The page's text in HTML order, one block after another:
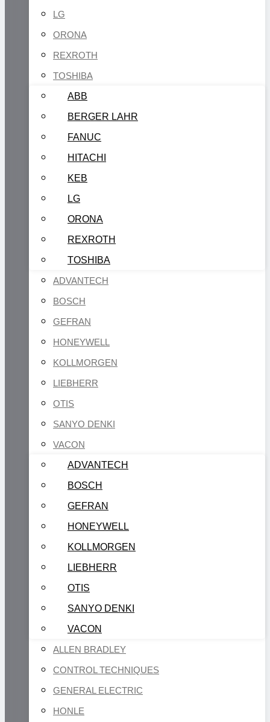
LG
ORONA
REXROTH
TOSHIBA
ABB
BERGER LAHR
FANUC
HITACHI
KEB
LG
ORONA
REXROTH
TOSHIBA
ADVANTECH
BOSCH
GEFRAN
HONEYWELL
KOLLMORGEN
LIEBHERR
OTIS
SANYO DENKI
VACON
ADVANTECH
BOSCH
GEFRAN
HONEYWELL
KOLLMORGEN
LIEBHERR
OTIS
SANYO DENKI
VACON
ALLEN BRADLEY
CONTROL TECHNIQUES
GENERAL ELECTRIC
HONLE